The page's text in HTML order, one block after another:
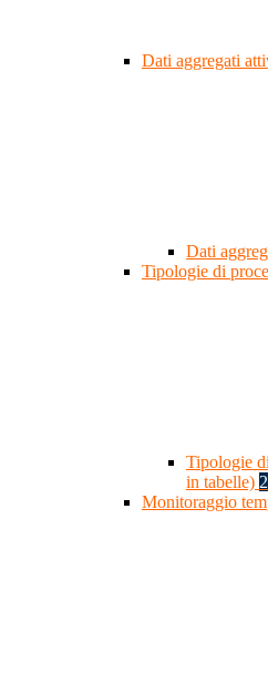
Dati aggregati
Dati
Tipologie di
Tipologie
in tabelle) 2
Monitoraggio